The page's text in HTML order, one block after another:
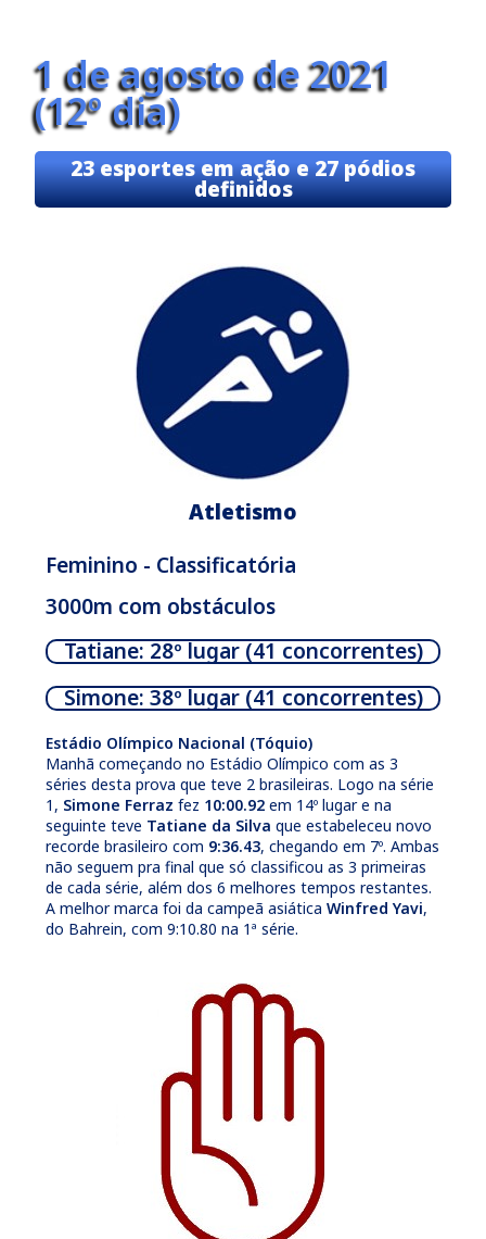
1 de agosto de 2021
(12º dia)
23 esportes em ação e 27 pódios
definidos
Atletismo
Feminino - Classificatória
3000m com obstáculos
Tatiane: 28º lugar (41 concorrentes)
Simone: 38º lugar (41 concorrentes)
Estádio Olímpico Nacional (Tóquio)
Manhã começando no Estádio Olímpico com as 3
séries desta prova que teve 2 brasileiras. Logo na série
1, Simone Ferraz fez 10:00.92 em 14º lugar e na
seguinte teve Tatiane da Silva que estabeleceu novo
recorde brasileiro com 9:36.43, chegando em 7º. Ambas
não seguem pra final que só classificou as 3 primeiras
de cada série, além dos 6 melhores tempos restantes.
A melhor marca foi da campeã asiáticaWinfred Yavi,
do Bahrein, com 9:10.80 na 1ª série.